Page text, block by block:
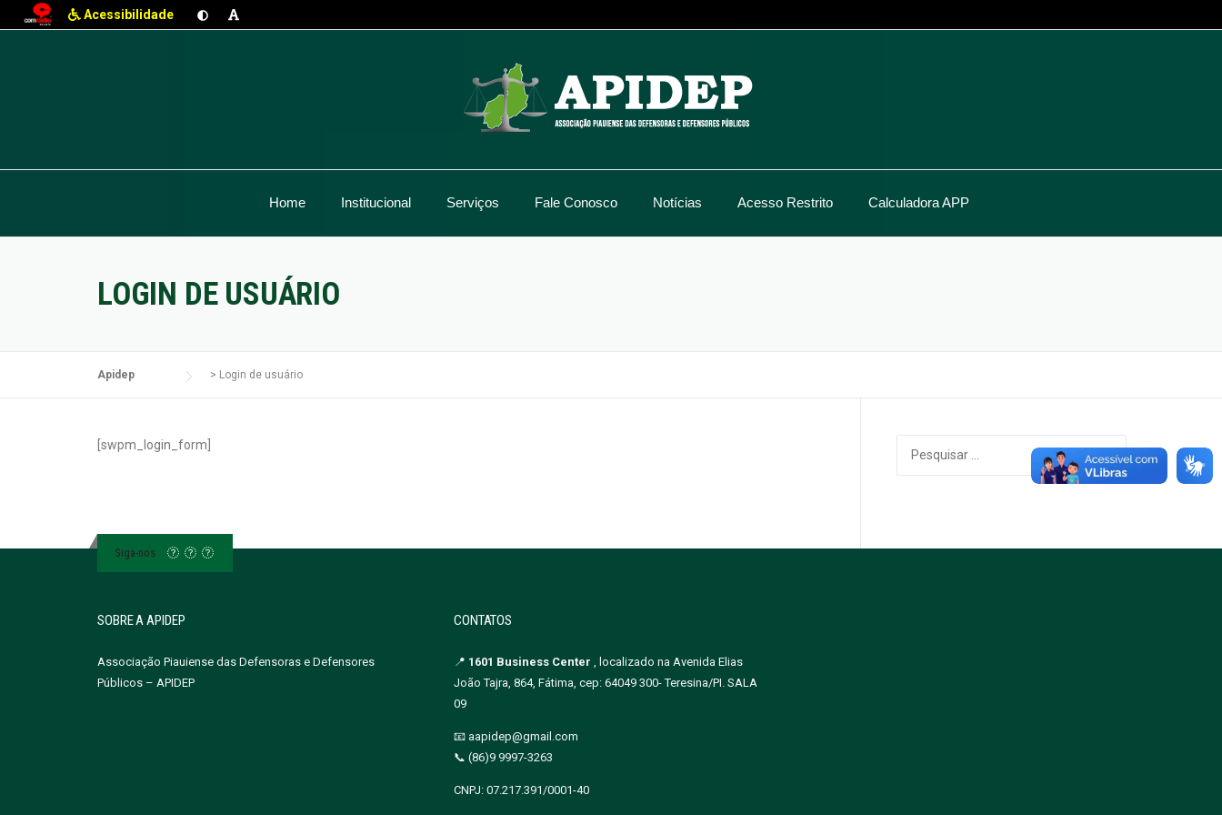
Acessibilidade
Home Institucional Serviços Fale Conosco Notícias Acesso Restrito Calculadora APP
LOGIN DE USUÁRIO
Apidep > Login de usuário
[swpm_login_form]
Siga-nos
SOBRE A APIDEP
Associação Piauiense das Defensoras e Defensores
Públicos – APIDEP
CONTATOS
📍 1601 Business Center , localizado na Avenida Elias
João Tajra, 864, Fátima, cep: 64049 300- Teresina/PI. SALA
09
📧 aapidep@gmail.com
📞 (86)9 9997-3263
CNPJ: 07.217.391/0001-40